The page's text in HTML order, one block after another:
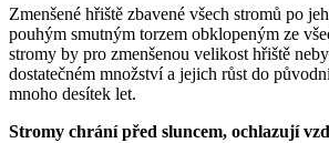
Zmenšené hřiště zbavené všech stromů po
pouhým smutným torzem obklopeným ze
stromy by pro zmenšenou velikost hřiště
dostatečném množství a jejich růst do
mnoho desítek let.
Stromy chrání před sluncem, ochlazují